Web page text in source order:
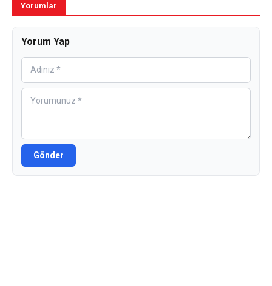
Yorumlar
Yorum Yap
Gönder